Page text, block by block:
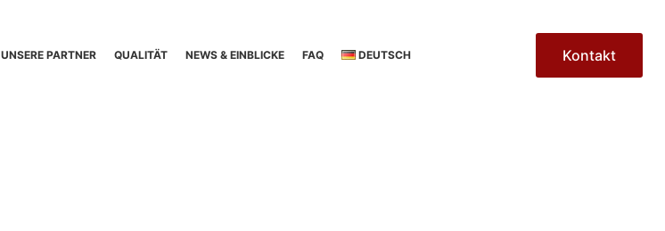
UNSERE PARTNER QUALITÄT NEWS & EINBLICKE FAQ DEUTSCH Kontakt